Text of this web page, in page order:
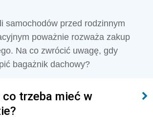
samochodów przed rodzinnym
poważnie rozważa zakup
Na co zwrócić uwagę, gdy
bagażnik dachowy?
trzeba mieć w